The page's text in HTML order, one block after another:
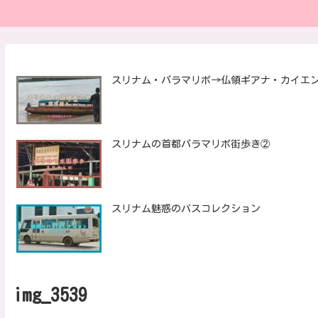
スリナム・パラマリボ→仏領ギアナ・カイエ
スリナムの首都パラマリボ街歩き②
スリナム魅惑のバスコレクション
img_3539